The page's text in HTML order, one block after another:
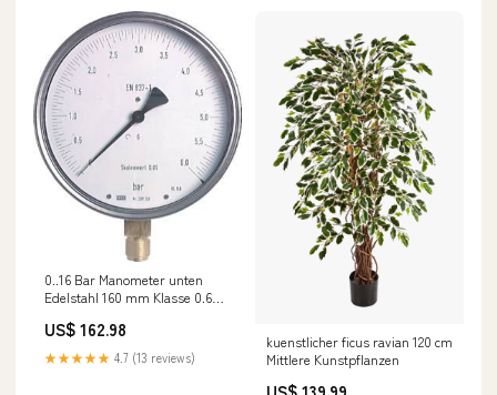
0..16 Bar Manometer unten
Edelstahl 160 mm Klasse 0.6
Fitting/Vehicle Fitting/2
Connections/Raufoss ABC
Assortment
US$ 162.98
★★★★★ 4.7 (13 reviews)
kuenstlicher ficus ravian 120 cm
Mittlere Kunstpflanzen